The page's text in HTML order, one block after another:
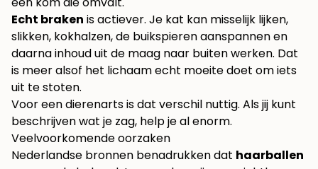
Echt braken is actiever. Je kat kan misselijk lijken,
slikken, kokhalzen, de buikspieren aanspannen en
daarna inhoud uit de maag naar buiten werken. Dat
is meer alsof het lichaam echt moeite doet om iets
uit te stoten.
Voor een dierenarts is dat verschil nuttig. Als jij kunt
beschrijven wat je zag, help je al enorm.
Veelvoorkomende oorzaken
Nederlandse bronnen benadrukken dat haarballen